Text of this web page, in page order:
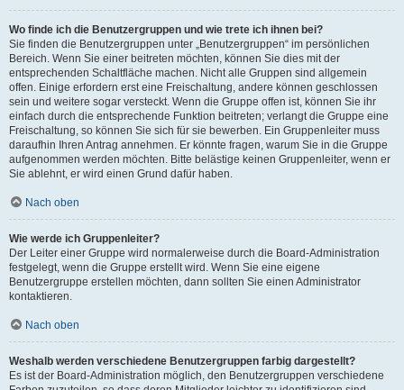
Wo finde ich die Benutzergruppen und wie trete ich ihnen bei?
Sie finden die Benutzergruppen unter „Benutzergruppen“ im persönlichen
Bereich. Wenn Sie einer beitreten möchten, können Sie dies mit der
entsprechenden Schaltfläche machen. Nicht alle Gruppen sind allgemein
offen. Einige erfordern erst eine Freischaltung, andere können geschlossen
sein und weitere sogar versteckt. Wenn die Gruppe offen ist, können Sie ihr
einfach durch die entsprechende Funktion beitreten; verlangt die Gruppe eine
Freischaltung, so können Sie sich für sie bewerben. Ein Gruppenleiter muss
daraufhin Ihren Antrag annehmen. Er könnte fragen, warum Sie in die Gruppe
aufgenommen werden möchten. Bitte belästige keinen Gruppenleiter, wenn er
Sie ablehnt, er wird einen Grund dafür haben.
Nach oben
Wie werde ich Gruppenleiter?
Der Leiter einer Gruppe wird normalerweise durch die Board-Administration
festgelegt, wenn die Gruppe erstellt wird. Wenn Sie eine eigene
Benutzergruppe erstellen möchten, dann sollten Sie einen Administrator
kontaktieren.
Nach oben
Weshalb werden verschiedene Benutzergruppen farbig dargestellt?
Es ist der Board-Administration möglich, den Benutzergruppen verschiedene